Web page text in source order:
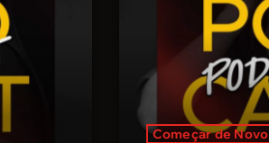
Começar de Novo